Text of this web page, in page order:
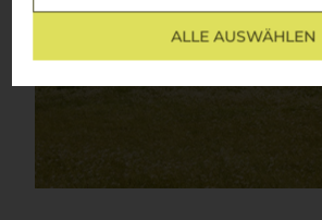
ALLE AUSWÄHLEN